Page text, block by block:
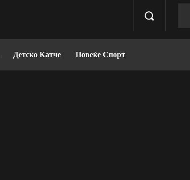
Детско Катче Повеќе Спорт